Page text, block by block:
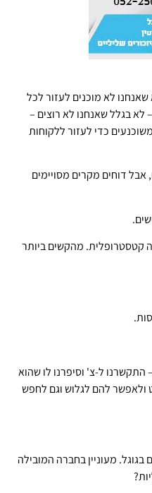
לא מוכנים לעזור לכל
לא בגלל שאנחנו לא רוצים –
כדי לעזור ללקוחות
דוחים מקרים מסויימים
קטסטרופלית. מהקשים ביותר
ל-צ' וסיפרנו לו שהוא
ולאפשר להם לגלוש וגם לחפש
מעוניין בחברה המובילה